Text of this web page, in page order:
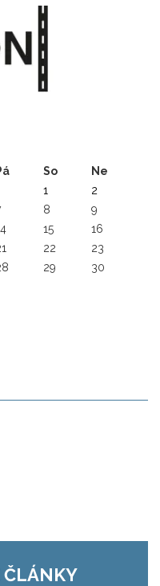
So
Ne
1
2
8
9
15
16
22
23
29
30
ČLÁNKY